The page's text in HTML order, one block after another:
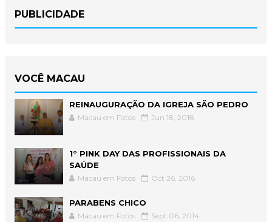
PUBLICIDADE
VOCÊ MACAU
REINAUGURAÇÃO DA IGREJA SÃO PEDRO
Macau em Fotos Jun 18, 2018
1° PINK DAY DAS PROFISSIONAIS DA
SAÚDE
Macau em Fotos Oct 26, 2016
PARABENS CHICO
Macau em Fotos Sept 06, 2014